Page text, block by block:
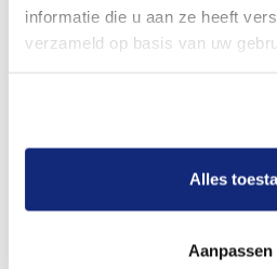
informatie die u aan ze heeft
verzameld op basis van uw
Alles
Aanpassen